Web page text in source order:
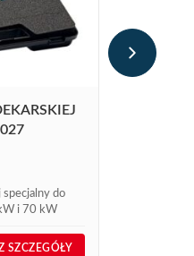
specjalny do
i 70 kW
SZCZEGÓŁY
222,67
267,20
Zestaw